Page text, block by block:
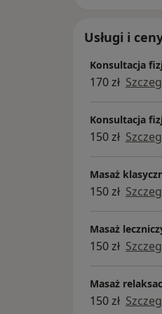
Usługi i
Konsultacja
170 zł
Konsultacja
150 zł
Masaż
150 zł
Masaż
150 zł
Masaż
150 zł